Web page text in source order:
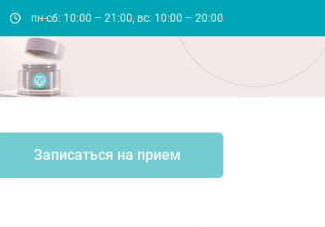
пн-сб: 10:00 – 21:00, вс: 10:00 – 20:00
Записаться на прием